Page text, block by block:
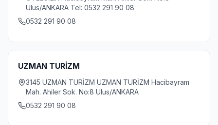
Ulus/ANKARA Tel: 0532 291 90 08
0532 291 90 08
UZMAN TURİZM
3145 UZMAN TURİZM UZMAN TURİZM Hacibayram
Mah. Ahiler Sok. No:8 Ulus/ANKARA
0532 291 90 08